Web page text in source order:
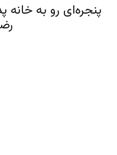
پنجره‌ای رو به